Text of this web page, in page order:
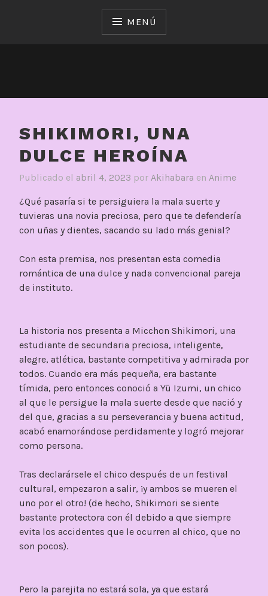
MENÚ
SHIKIMORI, UNA
DULCE HEROÍNA
Publicado el abril 4, 2023 por Akihabara en Anime
¿Qué pasaría si te persiguiera la mala suerte y
tuvieras una novia preciosa, pero que te defendería
con uñas y dientes, sacando su lado más genial?
Con esta premisa, nos presentan esta comedia
romántica de una dulce y nada convencional pareja
de instituto.
La historia nos presenta a Micchon Shikimori, una
estudiante de secundaria preciosa, inteligente,
alegre, atlética, bastante competitiva y admirada por
todos. Cuando era más pequeña, era bastante
tímida, pero entonces conoció a Yū Izumi, un chico
al que le persigue la mala suerte desde que nació y
del que, gracias a su perseverancia y buena actitud,
acabó enamorándose perdidamente y logró mejorar
como persona.
Tras declarársele el chico después de un festival
cultural, empezaron a salir, ¡y ambos se mueren el
uno por el otro! (de hecho, Shikimori se siente
bastante protectora con él debido a que siempre
evita los accidentes que le ocurren al chico, que no
son pocos).
Pero la parejita no estará sola, ya que estará